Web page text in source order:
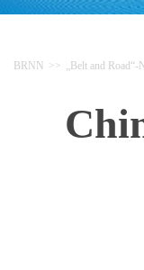
BRNN >> „Belt and Road“-